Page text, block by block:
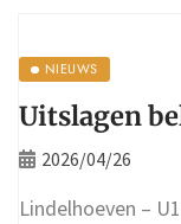
NIEUWS
Uitslagen
2026/04/26
Lindelhoeven –